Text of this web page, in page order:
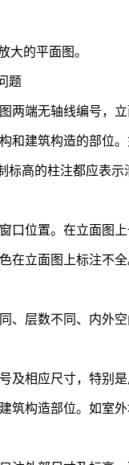
大的平面图。
题
两端无轴线编号，立
和建筑构造的部位
标高的柱注都应表
口位置。在立面图
在立面图上标注不
、层数不同、内外
及相应尺寸，特别
筑构造部位。如室